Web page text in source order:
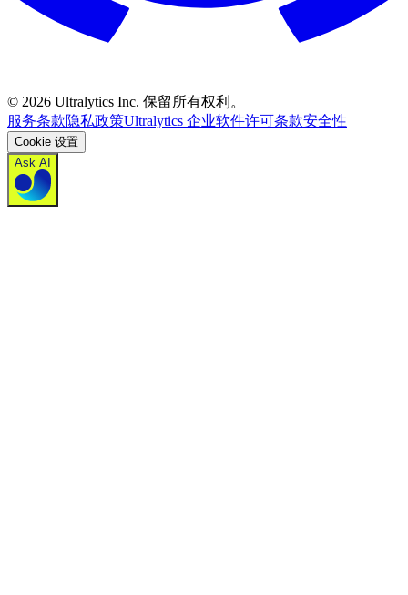
© 2026 Ultralytics Inc. 保留所有权利。
服务条款隐私政策Ultralytics 企业软件许可条款安全性
Cookie 设置
Ask AI